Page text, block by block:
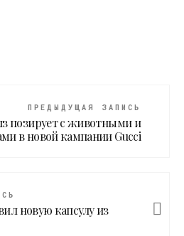
ПРЕДЫДУЩАЯ ЗАПИСЬ
позирует с животными и
в новой кампании Gucci
новую капсулу из